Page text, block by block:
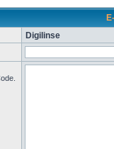
Digilinse